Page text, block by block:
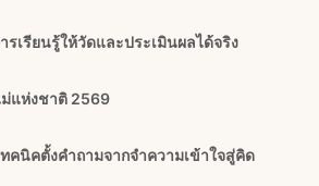
รเรียนรู้ให้วัดและประเมินผลได้จริง
แห่งชาติ 2569
คนิคตั้งคำถามจากจำความเข้าใจสู่คิด